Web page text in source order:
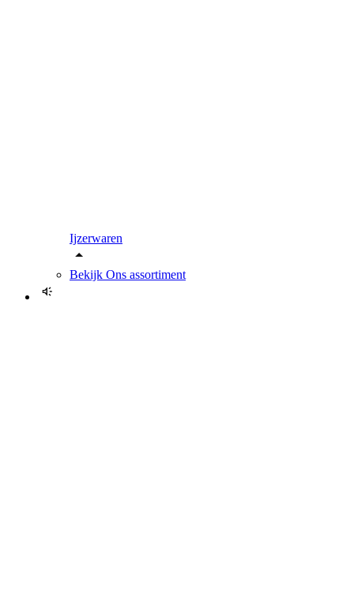
Ijzerwaren
Bekijk Ons assortiment